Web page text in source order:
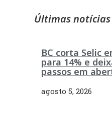
Últimas notícias
BC corta Selic
para 14% e
passos em
agosto 5, 2026